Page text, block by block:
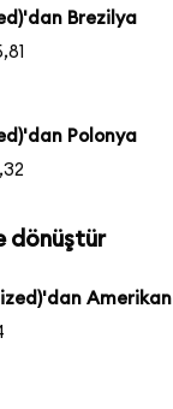
Brezilya
Polonya
dönüştür
Amerikan